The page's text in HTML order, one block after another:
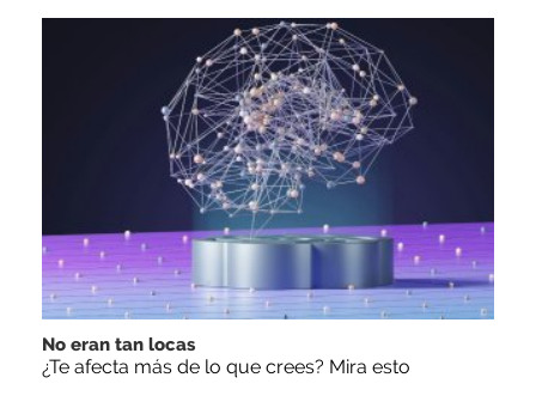
No eran tan locas
¿Te afecta más de lo que crees? Mira esto